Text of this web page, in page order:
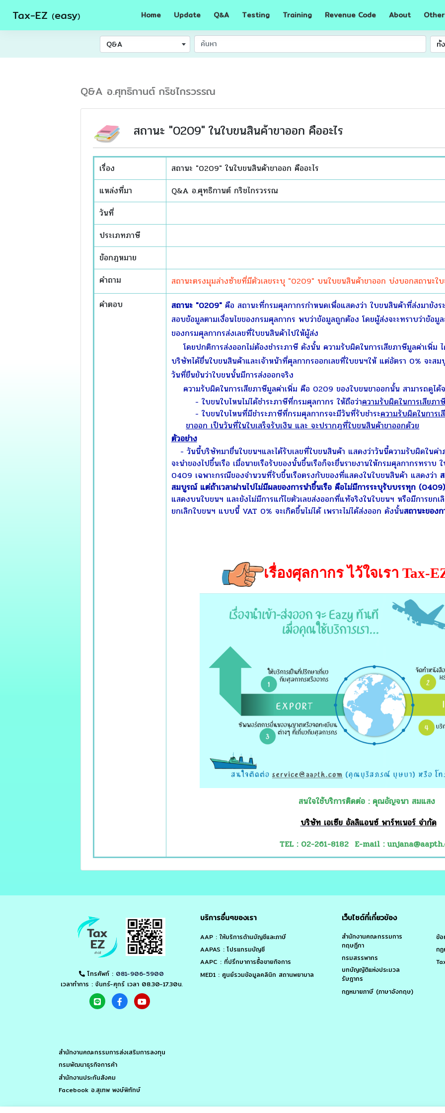
Tax-EZ (easy) Home Update Q&A Testing Training Revenue Code About
Q&A ทั้
Q&A อ.ศุทธิกานต์ กริชไกรวรรณ
สถานะ "0209" ในใบขนสินค้าขาออก คืออะไร
เรื่อง
สถานะ "0209" ในใบขนสินค้าขาออก คืออะไร
แหล่งที่มา
Q&A อ.ศุทธิกานต์ กริชไกรวรรณ
วันที่
ประเภทภาษี
ข้อกฎหมาย
คำถาม
สถานะตรงมุมล่างซ้ายที่มีตัวเลขระบุ "0209" บนใบขนสินค้าขาออก บ่งบอกสถานะใบ
คำตอบ
สถานะ "0209"คือ สถานะที่กรมศุลกากรกำหนดเพื่อแสดงว่า ใบขนสินค้าที่ส่งมายังร
สอบข้อมูลตามเงื่อนไขของกรมศุลกากร พบว่าข้อมูลถูกต้อง โดยผู้ส่งจะะทราบว่าข้อ
ของกรมศุลกากรส่งเลขที่ใบขนสินค้าไปให้ผู้ส่ง
โดยปกติการส่งออกไม่ต้องชำระภาษี ดังนั้น ความรับผิดในการเสียภาษีมูลค่าเพิ่ม
บริษัทได้ยื่นใบขนสินค้าและเจ้าหน้าที่ศุลกากรออกเลขที่ใบขนฯให้ แต่อัตรา 0% จะ
วันที่ยืนยันว่าใบขนนั้นมีการส่งออกจริง
ความรับผิดในการเสียภาษีมูลค่าเพิ่ม คือ 0209 ของใบขนขาออกนั้น สามารถดูได้
- ใบขนใบไหนไม่ได้ชำระภาษีที่กรมศุลกากร ให้ถือว่าความรับผิดในการเสียภ
- ใบขนใบไหนที่มีชำระภาษีที่กรมศุลกากรจะมีวันที่รับชำระความรับผิดในการ
ขาออก เป็นวันที่ในใบเสร็จรับเงิน และ จะปรากฎที่ใบขนสินค้าขาออกด้วย
ตัวอย่าง
- วันนี้บริษัทมายื่นใบขนฯและได้รับเลขที่ใบขนสินค้า แสดงว่าวันนี้ความรับผิดในค่
จะนำของไปขึ้นเรือ เมื่อนายเรือรับของนั้นขึ้นเรือก็จะยื่นรายงานให้กรมศุลกากรทราบ
0409 เฉพาะกรณีของจำนวนที่รับขึ้นเรือตรงกับของที่แสดงในใบขนสินค้า แสดงว่า
สมบูรณ์ แต่ถ้าเวลาผ่านไปไม่มีผลของการนำขึ้นเรือ คือไม่มีการระบุรับบรรทุก (0409)
แสดงบนใบขนฯ และยังไม่มีการแก้ไขตัวเลขส่งออกที่แท้จริงในใบขนฯ หรือมีการยก
ยกเลิกใบขนฯ แบบนี้ VAT 0% จะเกิดขึ้นไม่ได้ เพราะไม่ได้ส่งออก ดังนั้นสถานะของ
เรื่องศุลกากร ไว้ใจเรา Tax-
สนใจใช้บริการติดต่อ : คุณอัญจนา สมแสง
บริษัท เอเซีย อัลลิแอนซ์ พาร์ทเนอร์จำกัด
TEL : 02-261-8182 E-mail :